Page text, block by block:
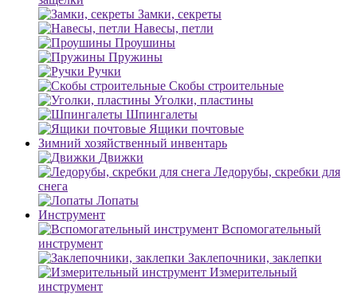
Замки, секреты
Навесы, петли
Проушины
Пружины
Ручки
Скобы строительные
Уголки, пластины
Шпингалеты
Ящики почтовые
Зимний хозяйственный инвентарь
Движки
Ледорубы, скребки для
снега
Лопаты
Инструмент
Вспомогательный
инструмент
Заклепочники, заклепки
Измерительный
инструмент